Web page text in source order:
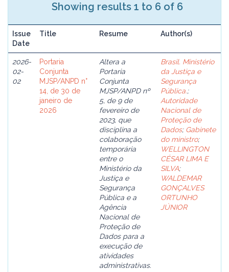
Showing results 1 to 6 of 6
Issue
Date
Title Resume Author(s)
2026-
02-
02
Portaria
Conjunta
MJSP/ANPD n°
14, de 30 de
janeiro de
2026
Altera a
Portaria
Conjunta
MJSP/ANPD nº
5, de 9 de
fevereiro de
2023, que
disciplina a
colaboração
temporária
entre o
Ministério da
Justiça e
Segurança
Pública e a
Agência
Nacional de
Proteção de
Dados para a
execução de
atividades
administrativas.
Brasil. Ministério
da Justiça e
Segurança
Pública.;
Autoridade
Nacional de
Proteção de
Dados; Gabinete
do ministro;
WELLINGTON
CÉSAR LIMA E
SILVA;
WALDEMAR
GONÇALVES
ORTUNHO
JÚNIOR